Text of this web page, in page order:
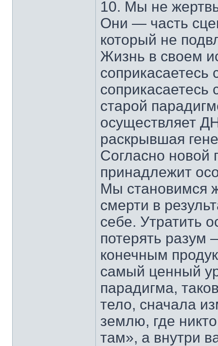
10. Мы не
Они — часть
который не
Жизнь в своем
старой
осуществляет
раскрывшая
Согласно новой
принадлежит
Мы становимся
смерти в
себе. Утратить
потерять разум
конечным
самый ценный
парадигма,
тело, сначала
землю, где
там», а внутри